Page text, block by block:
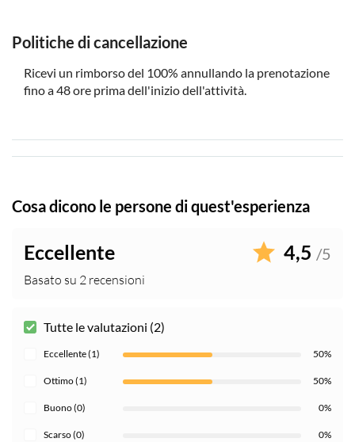
Politiche di cancellazione
Ricevi un rimborso del 100% annullando la prenotazione
fino a 48 ore prima dell'inizio dell'attività.
Cosa dicono le persone di quest'esperienza
Eccellente 4,5 /5
Basato su 2 recensioni
Tutte le valutazioni (2)
Eccellente (1) 50%
Ottimo (1) 50%
Buono (0) 0%
Scarso (0) 0%